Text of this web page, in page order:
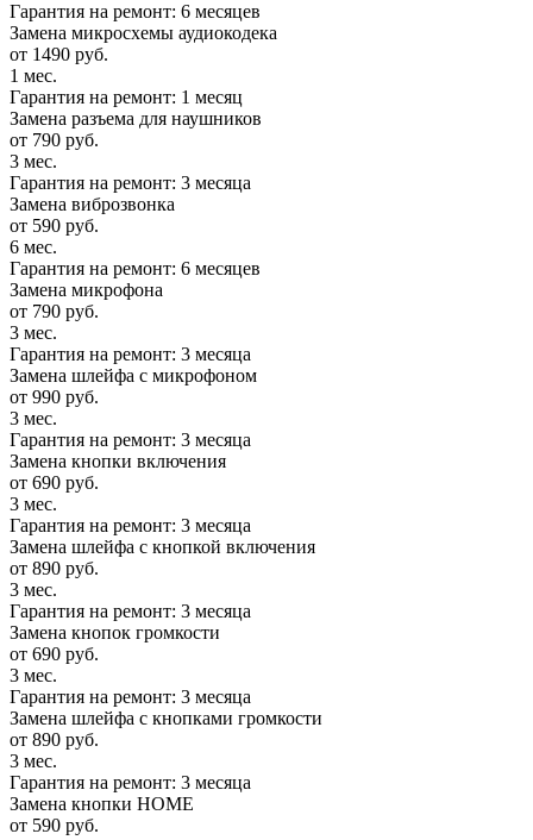
Гарантия на ремонт: 6 месяцев
Замена микросхемы аудиокодека
от 1490 руб.
1 мес.
Гарантия на ремонт: 1 месяц
Замена разъема для наушников
от 790 руб.
3 мес.
Гарантия на ремонт: 3 месяца
Замена виброзвонка
от 590 руб.
6 мес.
Гарантия на ремонт: 6 месяцев
Замена микрофона
от 790 руб.
3 мес.
Гарантия на ремонт: 3 месяца
Замена шлейфа с микрофоном
от 990 руб.
3 мес.
Гарантия на ремонт: 3 месяца
Замена кнопки включения
от 690 руб.
3 мес.
Гарантия на ремонт: 3 месяца
Замена шлейфа с кнопкой включения
от 890 руб.
3 мес.
Гарантия на ремонт: 3 месяца
Замена кнопок громкости
от 690 руб.
3 мес.
Гарантия на ремонт: 3 месяца
Замена шлейфа с кнопками громкости
от 890 руб.
3 мес.
Гарантия на ремонт: 3 месяца
Замена кнопки HOME
от 590 руб.